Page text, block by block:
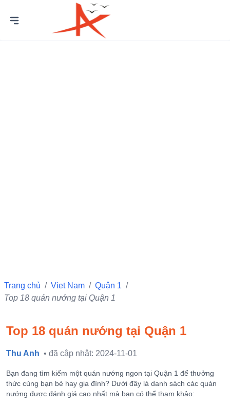
Trang chủ / Viet Nam / Quận 1 /
Top 18 quán nướng tại Quận 1
Top 18 quán nướng tại Quận 1
Thu Anh • đã cập nhật: 2024-11-01
Bạn đang tìm kiếm một quán nướng ngon tại Quận 1 để thưởng
thức cùng bạn bè hay gia đình? Dưới đây là danh sách các quán
nướng được đánh giá cao nhất mà bạn có thể tham khảo: